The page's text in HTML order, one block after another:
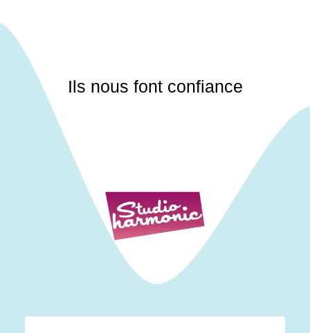
Ils nous font confiance